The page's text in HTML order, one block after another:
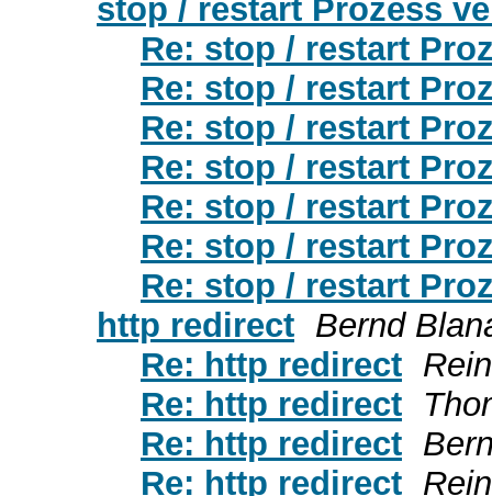
stop / restart Prozess
Re: stop / restart
Re: stop / restart
Re: stop / restart
Re: stop / restart
Re: stop / restart
Re: stop / restart
Re: stop / restart
http redirect Bernd
Re: http redirect
Re: http redirect
Re: http redirect
Re: http redirect